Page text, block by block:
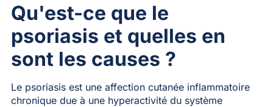
Qu'est-ce que le
psoriasis et quelles en
sont les causes ?
Le psoriasis est une affection cutanée inflammatoire
chronique due à une hyperactivité du système